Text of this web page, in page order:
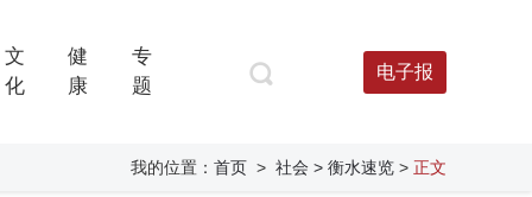
文
化
健
康
专
题
电子报
我的位置： 首页 > 社会 > 衡水速览 > 正文